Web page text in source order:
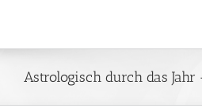
Astrologisch durch das Jahr